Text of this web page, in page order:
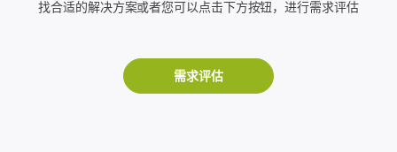
找合适的解决方案或者您可以点击下方按钮，进行需求评估
需求评估